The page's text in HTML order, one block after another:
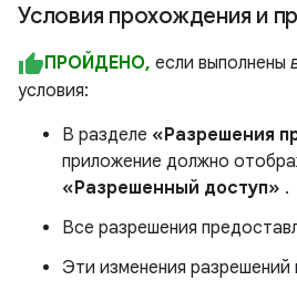
Условия прохождения и
ПРОЙДЕНО, если выполнены
условия:
В разделе «Разрешения
приложение должно
«Разрешенный доступ» .
Все разрешения
Эти изменения разрешений